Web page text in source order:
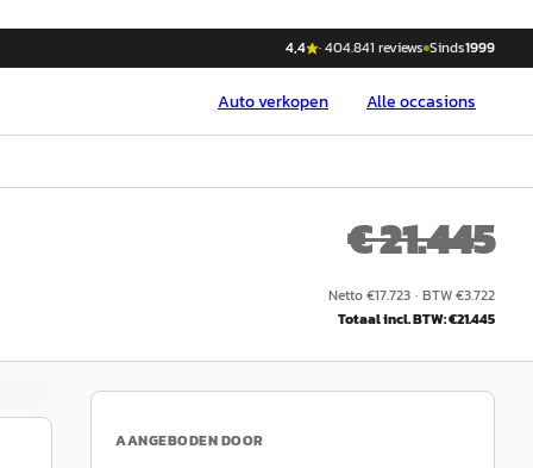
4,4 ·404.841 reviews Sinds1999
Autoverkopen Alle occasions
€ 21.445
Netto €17.723 · BTW €3.722
Totaal incl. BTW: €21.445
AANGEBODEN DOOR